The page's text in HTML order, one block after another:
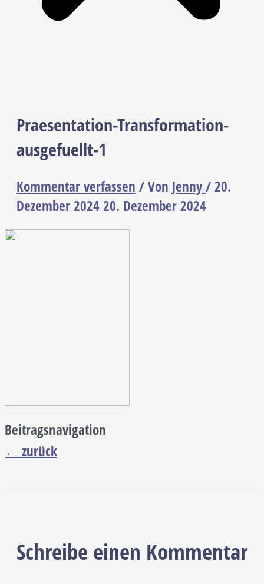
Praesentation-Transformation-
ausgefuellt-1
Kommentar verfassen / Von Jenny/20.
Dezember 202420. Dezember 2024
Beitragsnavigation
← zurück
Schreibe einen Kommentar